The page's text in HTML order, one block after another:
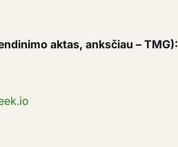
aktas, anksčiau – TMG):